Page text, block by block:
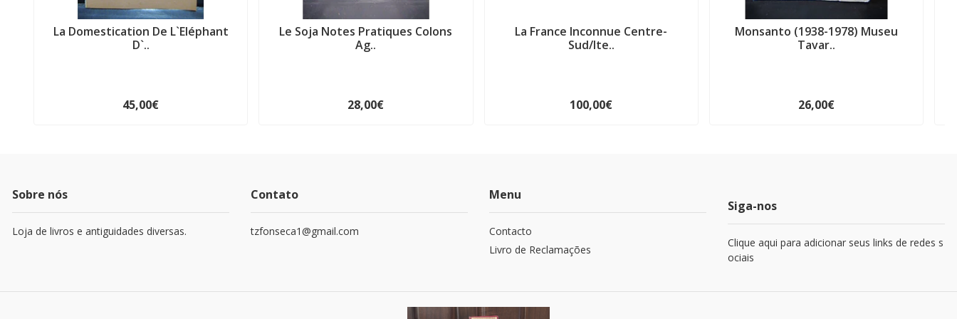
La Domestication De L`Eléphant
D`..
45,00€
Le Soja Notes Pratiques Colons
Ag..
28,00€
La France Inconnue Centre-
Sud/Ite..
100,00€
Monsanto (1938-1978) Museu
Tavar..
26,00€
Sobre nós
Loja de livros e antiguidades diversas.
Contato
tzfonseca1@gmail.com
Menu
Contacto
Livro de Reclamações
Siga-nos
Clique aqui para adicionar seus links de redes s
ociais